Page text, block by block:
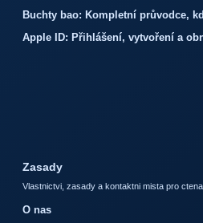
Buchty bao: Kompletní průvodce,
Apple ID: Přihlášení, vytvoření a
Zasady
Vlastnictvi, zasady a kontaktni mista pro
O nas